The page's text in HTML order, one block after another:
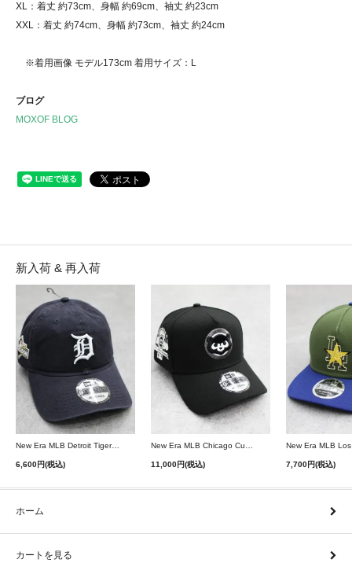
XL：着丈 約73cm、身幅 約69cm、袖丈 約23cm
XXL：着丈 約74cm、身幅 約73cm、袖丈 約24cm
※着用画像 モデル173cm 着用サイズ：L
ブログ
MOXOF BLOG
新入荷 & 再入荷
New Era MLB Detroit Tigers Postseason 9Twenty Strapback Cap - Navy
6,600円(税込) 11,000円(税込) 7,700円(税込)
ホーム
カートを見る